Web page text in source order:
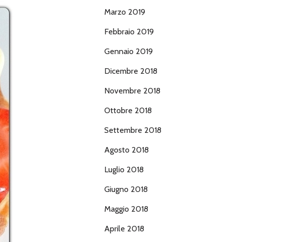
Marzo 2019
Febbraio 2019
Gennaio 2019
Dicembre 2018
Novembre 2018
Ottobre 2018
Settembre 2018
Agosto 2018
Luglio 2018
Giugno 2018
Maggio 2018
Aprile 2018